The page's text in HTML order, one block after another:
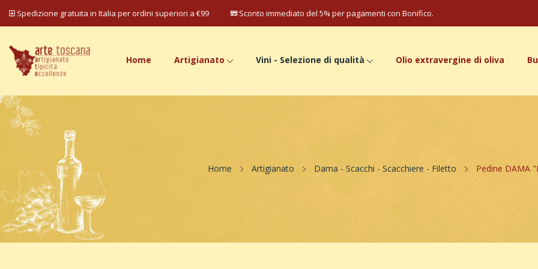
Spedizione gratuita in Italia per ordini superiori a €99 Sconto immediato del 5% per pagamenti con Bonifico.
Home Artigianato Vini - Selezione di qualità Olio extravergine di oliva
Home Artigianato Dama - Scacchi - Scacchiere - Filetto Pedine DAMA